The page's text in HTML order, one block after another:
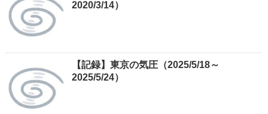
2020/3/14）
【記録】東京の気圧（2025/5/18～
2025/5/24）